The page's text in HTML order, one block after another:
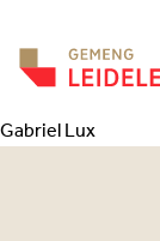
Gabriel Lux